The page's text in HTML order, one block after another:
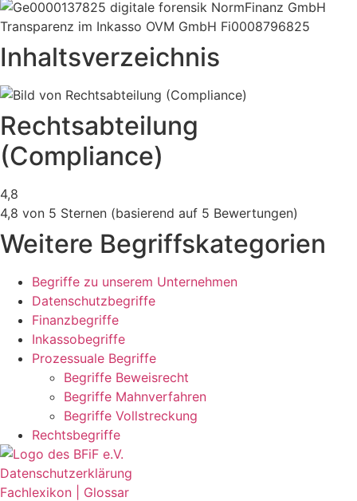
Inhaltsverzeichnis
Rechtsabteilung
(Compliance)
4,8
4,8 von 5 Sternen (basierend auf 5 Bewertungen)
Weitere Begriffskategorien
Begriffe zu unserem Unternehmen
Datenschutzbegriffe
Finanzbegriffe
Inkassobegriffe
Prozessuale Begriffe
Begriffe Beweisrecht
Begriffe Mahnverfahren
Begriffe Vollstreckung
Rechtsbegriffe
Datenschutzerklärung
Fachlexikon | Glossar